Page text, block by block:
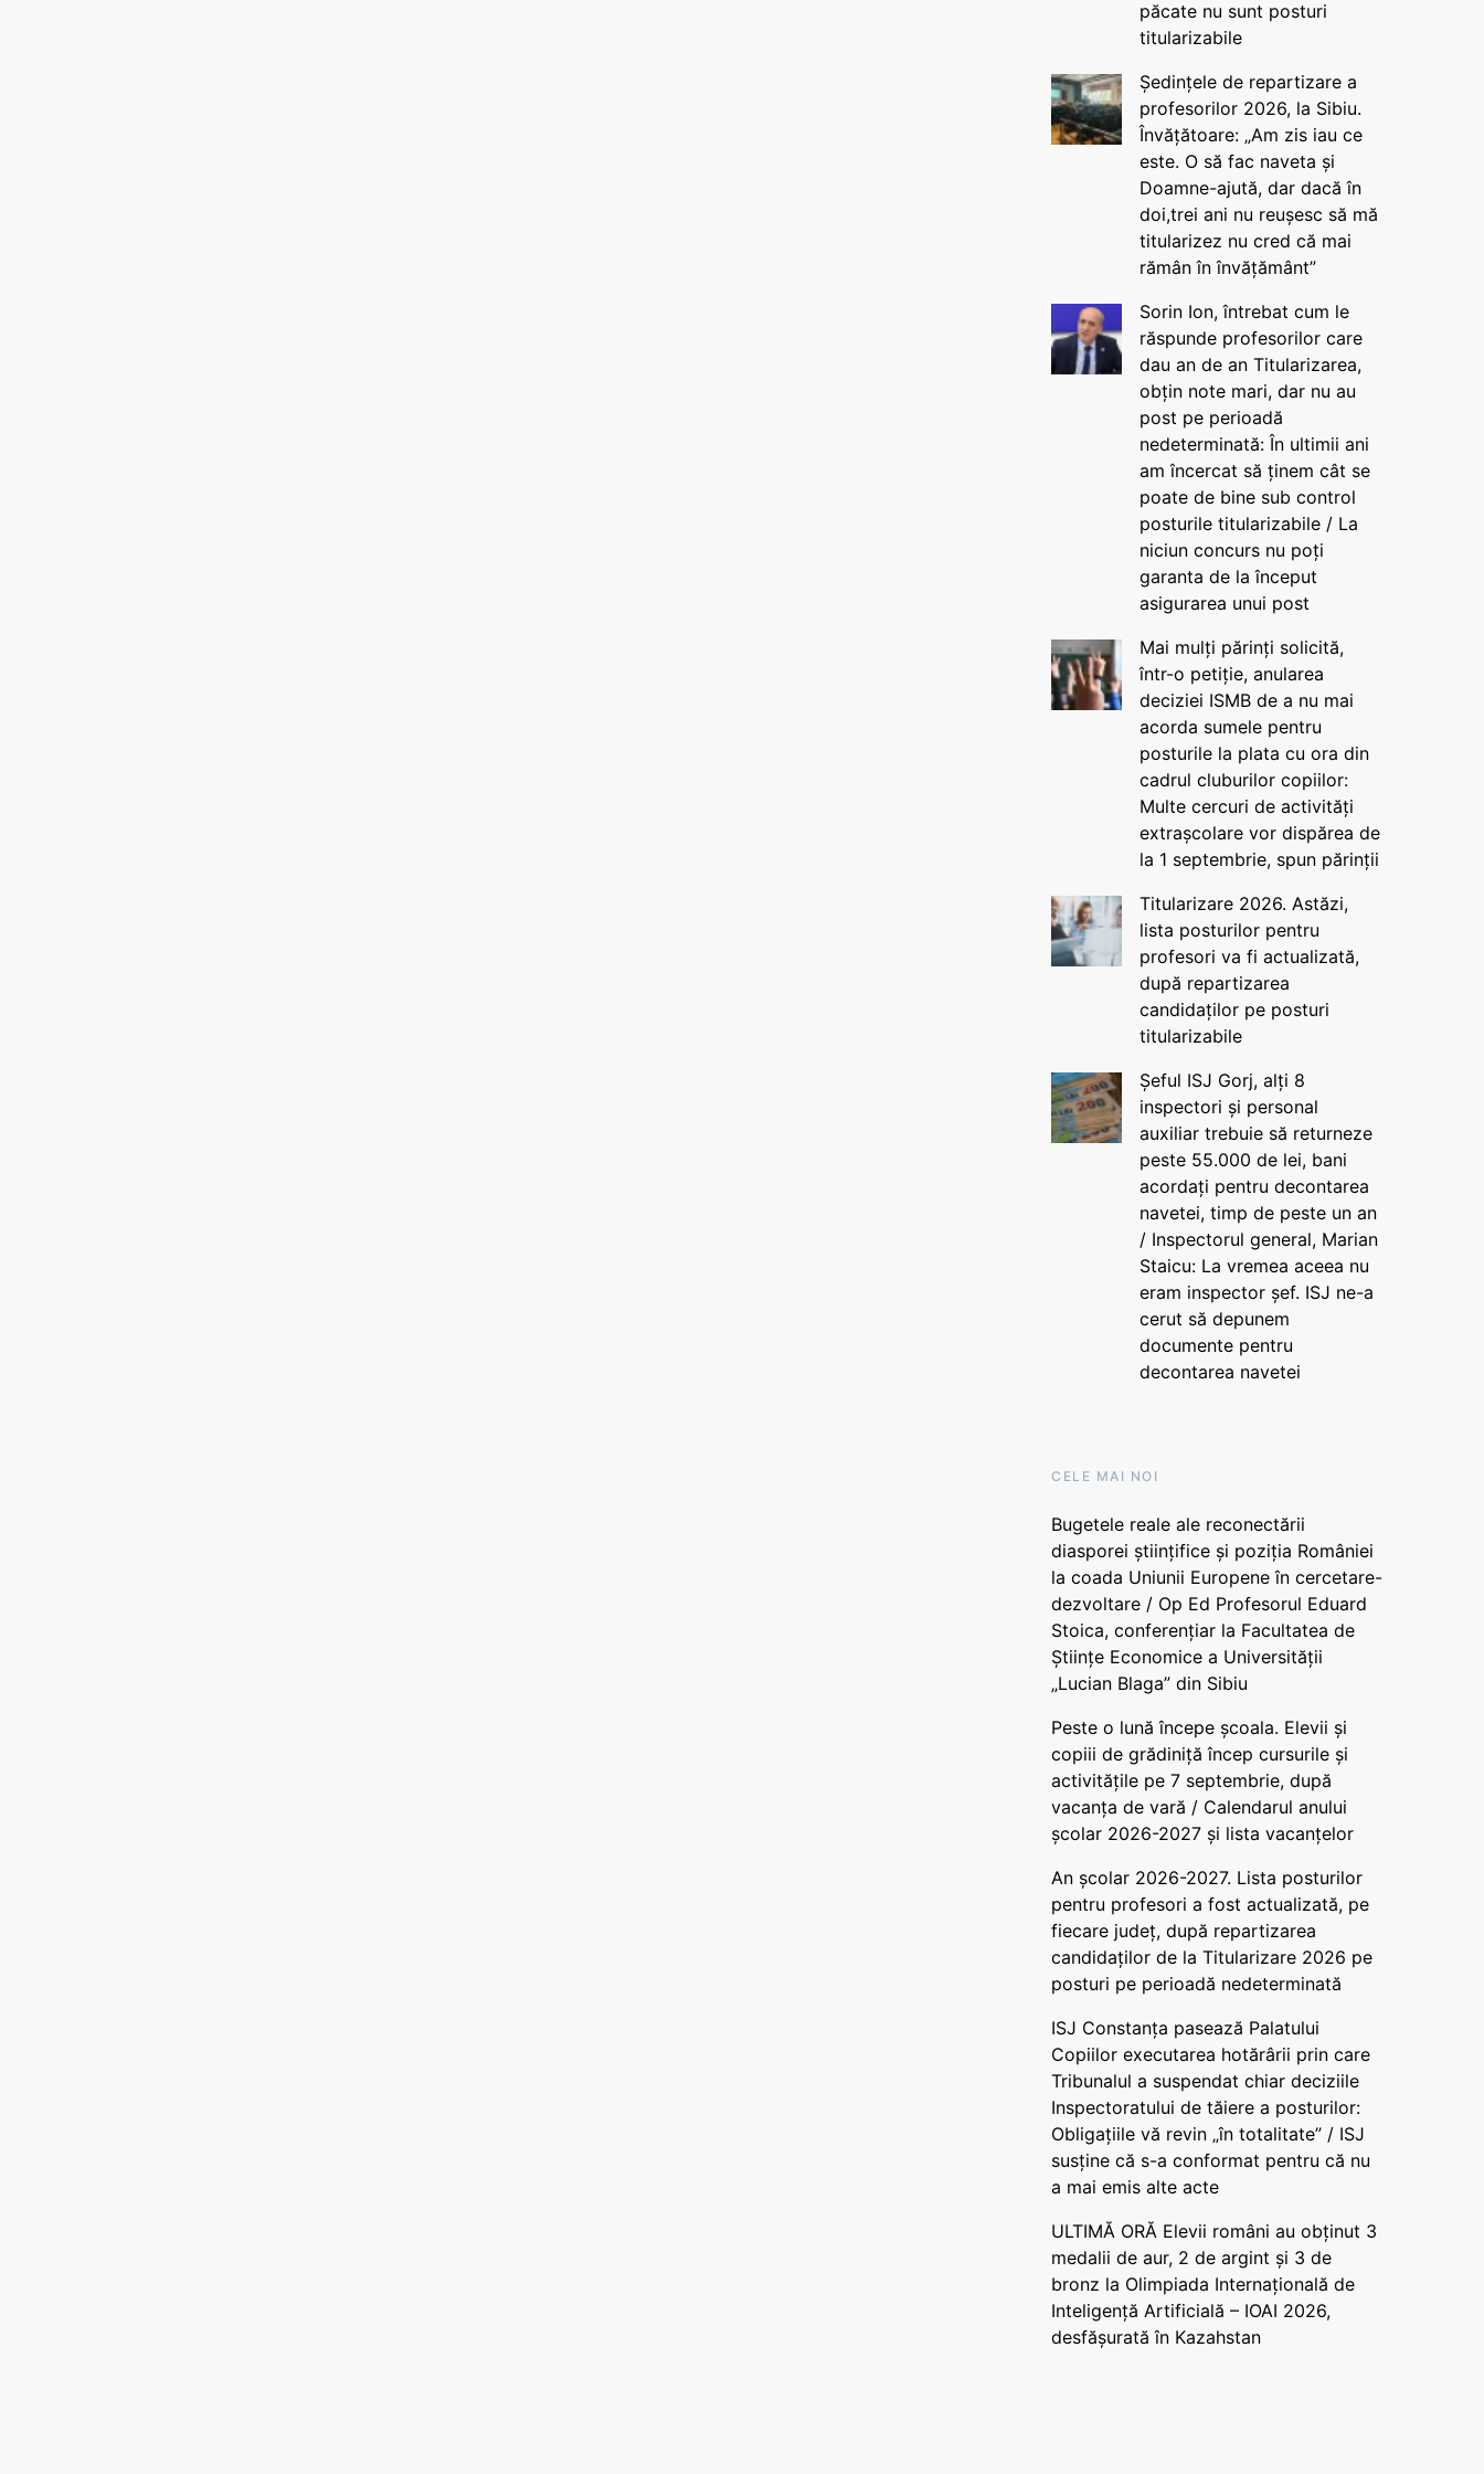
păcate nu sunt posturi
titularizabile
Ședințele de repartizare a
profesorilor 2026, la Sibiu.
Învățătoare: „Am zis iau ce
este. O să fac naveta și
Doamne-ajută, dar dacă în
doi,trei ani nu reușesc să mă
titularizez nu cred că mai
rămân în învățământ”
Sorin Ion, întrebat cum le
răspunde profesorilor care
dau an de an Titularizarea,
obțin note mari, dar nu au
post pe perioadă
nedeterminată: În ultimii ani
am încercat să ținem cât se
poate de bine sub control
posturile titularizabile / La
niciun concurs nu poți
garanta de la început
asigurarea unui post
Mai mulți părinți solicită,
într-o petiție, anularea
deciziei ISMB de a nu mai
acorda sumele pentru
posturile la plata cu ora din
cadrul cluburilor copiilor:
Multe cercuri de activități
extrașcolare vor dispărea de
la 1 septembrie, spun părinții
Titularizare 2026. Astăzi,
lista posturilor pentru
profesori va fi actualizată,
după repartizarea
candidaților pe posturi
titularizabile
Șeful ISJ Gorj, alți 8
inspectori și personal
auxiliar trebuie să returneze
peste 55.000 de lei, bani
acordați pentru decontarea
navetei, timp de peste un an
/ Inspectorul general, Marian
Staicu: La vremea aceea nu
eram inspector șef. ISJ ne-a
cerut să depunem
documente pentru
decontarea navetei
CELE MAI NOI
Bugetele reale ale reconectării
diasporei științifice și poziția României
la coada Uniunii Europene în cercetare-
dezvoltare / Op Ed Profesorul Eduard
Stoica, conferențiar la Facultatea de
Științe Economice a Universității
„Lucian Blaga” din Sibiu
Peste o lună începe școala. Elevii și
copiii de grădiniță încep cursurile și
activitățile pe 7 septembrie, după
vacanța de vară / Calendarul anului
școlar 2026-2027 și lista vacanțelor
An școlar 2026-2027. Lista posturilor
pentru profesori a fost actualizată, pe
fiecare județ, după repartizarea
candidaților de la Titularizare 2026 pe
posturi pe perioadă nedeterminată
ISJ Constanța pasează Palatului
Copiilor executarea hotărârii prin care
Tribunalul a suspendat chiar deciziile
Inspectoratului de tăiere a posturilor:
Obligațiile vă revin „în totalitate” / ISJ
susține că s-a conformat pentru că nu
a mai emis alte acte
ULTIMĂ ORĂ Elevii români au obținut 3
medalii de aur, 2 de argint și 3 de
bronz la Olimpiada Internațională de
Inteligență Artificială – IOAI 2026,
desfășurată în Kazahstan